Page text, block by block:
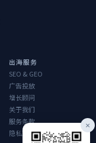
×
出海服务
SEO & GEO
广告投放
增长顾问
关于我们
服务条款
隐私政策